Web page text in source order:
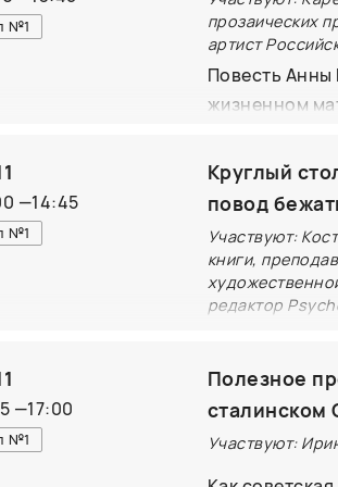
«Тайна
В ходе
Арктики. В
хорошо
№1
прозаических
артист
Повесть
жизненном
выписывает
события и
через
—14:45
№1
Круглый
повод
Участвуют:
книги,
редактор
загибают
придется?
—17:00
№1
Полезное
сталинском
Участвуют: